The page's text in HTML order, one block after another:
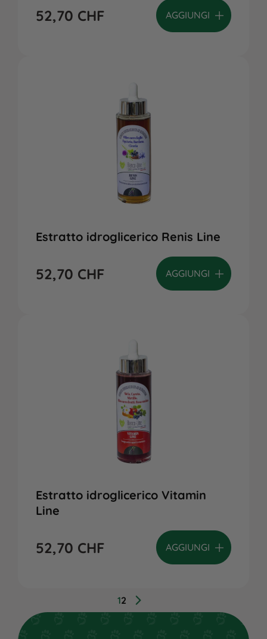
52,70 CHF AGGIUNGI
Estratto idroglicerico Renis Line
52,70 CHF AGGIUNGI
Estratto idroglicerico Vitamin
Line
52,70 CHF AGGIUNGI
12